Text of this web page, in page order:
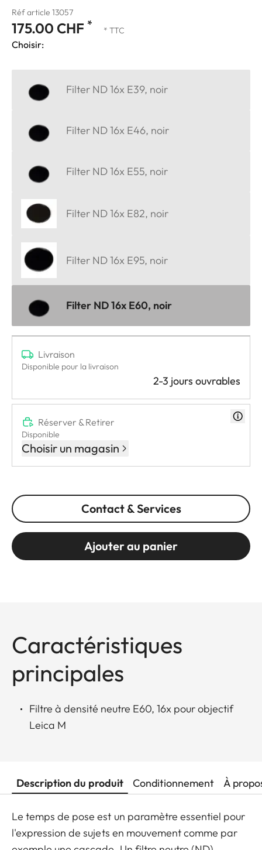
Réf article 13057
175.00 CHF * * TTC
Choisir:
Filter ND 16x E39, noir
Filter ND 16x E46, noir
Filter ND 16x E55, noir
Filter ND 16x E82, noir
Filter ND 16x E95, noir
Filter ND 16x E60, noir
Livraison
Disponible pour la livraison
2-3 jours ouvrables
Réserver & Retirer
Disponible
Choisir un magasin
Contact & Services
Ajouter au panier
Caractéristiques
principales
Filtre à densité neutre E60, 16x pour objectif
Leica M
Description du produit Conditionnement À
Le temps de pose est un paramètre essentiel pour
l'expression de sujets en mouvement comme par